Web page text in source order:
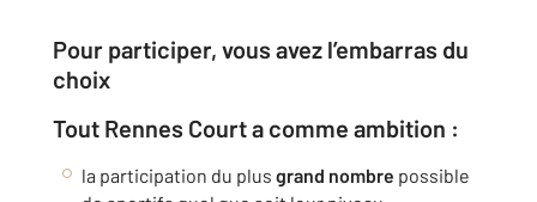
Pour participer, vous avez l’embarras du
choix
Tout Rennes Courta comme ambition :
la participation du plus grand nombre possible